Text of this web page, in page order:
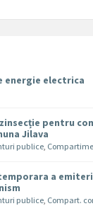
energie electrica
pentru
Jilava
publice,
a
publice, Compart.